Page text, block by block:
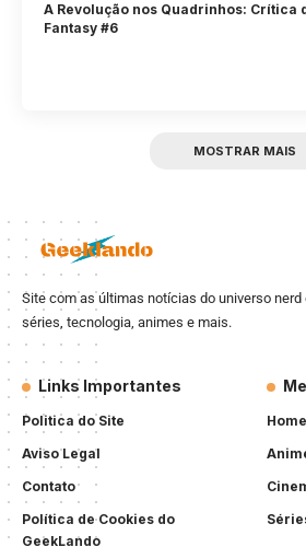
A Revolução nos Quadrinhos: Crítica
Fantasy #6
MOSTRAR MAIS
Site com as últimas notícias do universo nerd
séries, tecnologia, animes e mais.
Links Importantes
Politica do Site
Aviso Legal
Contato
Política de Cookies do
GeekLando
Home